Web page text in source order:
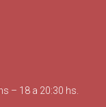
– 18 a 20:30 hs.